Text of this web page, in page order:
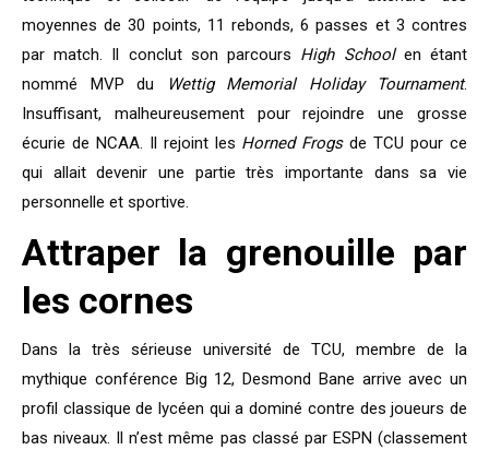
moyennes de 30 points, 11 rebonds, 6 passes et 3 contres
par match. Il conclut son parcours High Schoolen étant
nommé MVP du
Wettig Memorial Holiday Tournament.
Insuffisant, malheureusement pour rejoindre une grosse
écurie de NCAA. Il rejoint les Horned Frogsde TCU pour ce
qui allait devenir une partie très importante dans sa vie
personnelle et sportive.
Attraper la grenouille par
les cornes
Dans la très sérieuse université de TCU, membre de la
mythique conférence Big 12, Desmond Bane arrive avec un
profil classique de lycéen qui a dominé contre des joueurs de
bas niveaux. Il n’est même pas classé par ESPN (classement